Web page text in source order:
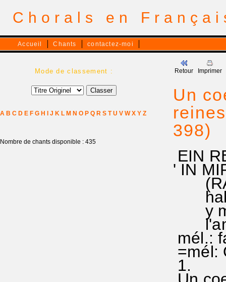
Chorals en
Accueil Chants contactez-moi
Mode de classement :
A B C D E F G H J K L M N O P Q R S T U V W X Y Z
Nombre de chants disponible : 435
Retour Imprimer
Un
398)
EIN
' IN
(RA
y
mél.:
1.